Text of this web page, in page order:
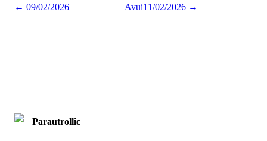
← 09/02/2026 Avui11/02/2026→
Parautrollic